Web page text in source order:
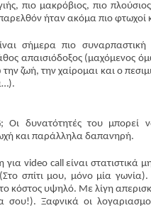
πιο μακρόβιος, πιο
ήταν ακόμα πιο φτωχοί
σήμερα πιο
απαισιόδοξος (μαχόμενος
ζωή, την χαίρομαι και ο
δυνατότητές του μπορεί
και παράλληλα δαπανηρή.
για video call είναι
σπίτι μου, μόνο μία
κόστος υψηλό. Με λίγη
Ξαφνικά οι